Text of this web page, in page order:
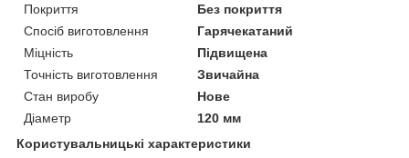
Покриття
Без покриття
Спосіб виготовлення
Гарячекатаний
Міцність
Підвищена
Точність виготовлення
Звичайна
Стан виробу
Нове
Діаметр
120 мм
Користувальницькі характеристики